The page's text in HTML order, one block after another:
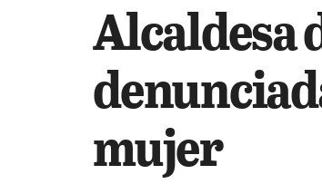
Alcaldesa
mujer